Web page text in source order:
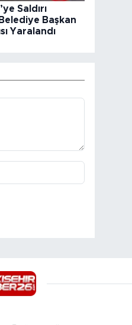
Saldırı
Başkan
Yaralandı